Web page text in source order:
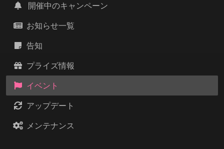
開催中のキャンペーン
お知らせ一覧
告知
プライズ情報
イベント
アップデート
メンテナンス